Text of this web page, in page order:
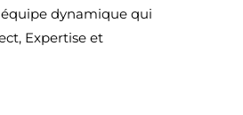
équipe dynamique qui
Expertise et